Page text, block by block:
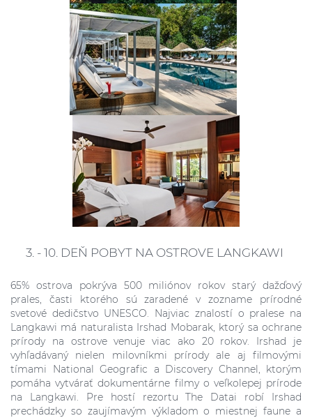
3. - 10. DEŇ POBYT NA OSTROVE LANGKAWI
65% ostrova pokrýva 500 miliónov rokov starý dažďový
prales, časti ktorého sú zaradené v zozname prírodné
svetové dedičstvo UNESCO. Najviac znalostí o pralese na
Langkawi má naturalista Irshad Mobarak, ktorý sa ochrane
prírody na ostrove venuje viac ako 20 rokov. Irshad je
vyhľadávaný nielen milovníkmi prírody ale aj filmovými
tímami National Geografic a Discovery Channel, ktorým
pomáha vytvárať dokumentárne filmy o veľkolepej prírode
na Langkawi. Pre hostí rezortu The Datai robí Irshad
prechádzky so zaujímavým výkladom o miestnej faune a